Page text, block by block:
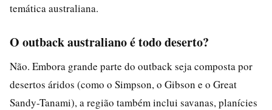
temática australiana.
O outback australiano é todo deserto?
Não. Embora grande parte do outback seja composta por
desertos áridos (como o Simpson, o Gibson e o Great
Sandy-Tanami), a região também inclui savanas, planícies